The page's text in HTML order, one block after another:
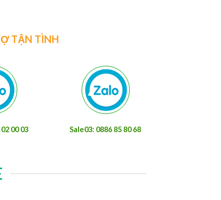
TẬN TÌNH
00 03 Sale03: 0886 85 80 68